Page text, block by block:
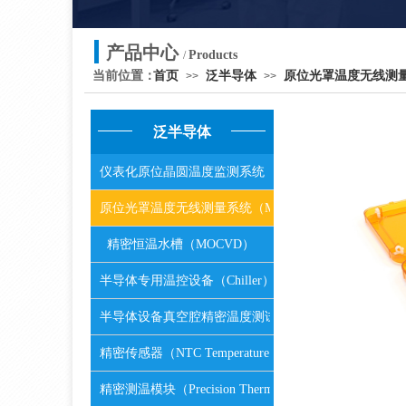
产品中心 /Products
当前位置：首页 >> 泛半导体 >> 原位光罩温度无线测
泛半导体
仪表化原位晶圆温度监测系统（Wafer）
原位光罩温度无线测量系统（Mask）
精密恒温水槽（MOCVD）
半导体专用温控设备（Chiller）
半导体设备真空腔精密温度测试系统(Vac.TEMP )
精密传感器（NTC Temperature Probes）
精密测温模块（Precision Thermometer）